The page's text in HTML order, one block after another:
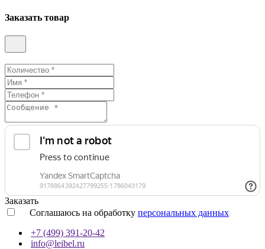
Заказать товар
Заказать
Соглашаюсь на обработку персональных данных
+7 (499) 391-20-42
info@leibel.ru